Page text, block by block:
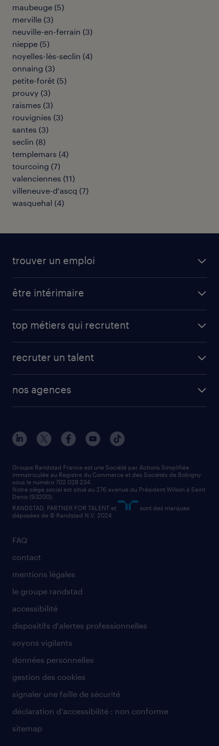
maubeuge (5)
merville (3)
neuville-en-ferrain (3)
nieppe (5)
noyelles-lès-seclin (4)
onnaing (3)
petite-forêt (5)
prouvy (3)
raismes (3)
rouvignies (3)
santes (3)
seclin (8)
templemars (4)
tourcoing (7)
valenciennes (11)
villeneuve-d'ascq (7)
wasquehal (4)
trouver un emploi
créer un compte candidat
être intérimaire
app talent / portail web
top métiers qui recrutent
manutentionnaire
assistant administratif
comptable
recruter un talent
solutions opérationnelles
contact entreprise
faq intérim / recrutement
nos agences
nos agences par ville
nos agences par région
nos cabinets de recrutement
FAQ
contact
mentions légales
le groupe randstad
accessibilité
dispositifs d'alertes professionnelles
soyons vigilants
données personnelles
gestion des cookies
signaler une faille de sécurité
déclaration d'accessibilité : non conforme
sitemap
Groupe Randstad France est une Société par Actions Simplifiée
immatriculée au Registre du Commerce et des Sociétés de Bobigny
sous le numéro 702 028 234.
Notre siège social est situé au 276 avenue du Président Wilson à Saint
Denis (93200).
RANDSTAD, PARTNER FOR TALENT et
sont des marques
déposées de © Randstad N.V. 2024.